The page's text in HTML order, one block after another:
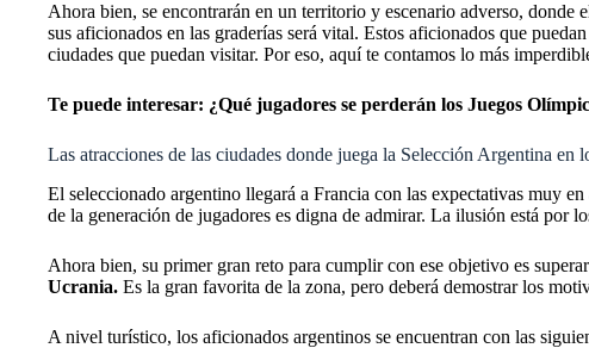
Ahora bien, se encontrarán en un territorio y escenario adverso, donde
sus aficionados en las graderías será vital. Estos aficionados que
ciudades que puedan visitar. Por eso, aquí te contamos lo más
Te puede interesar: ¿Qué jugadores se perderán los Juegos
Las atracciones de las ciudades donde juega la Selección Argentina en
El seleccionado argentino llegará a Francia con las expectativas muy
de la generación de jugadores es digna de admirar. La ilusión está por
Ahora bien, su primer gran reto para cumplir con ese objetivo es
Ucrania. Es la gran favorita de la zona, pero deberá demostrar los
A nivel turístico, los aficionados argentinos se encuentran con las